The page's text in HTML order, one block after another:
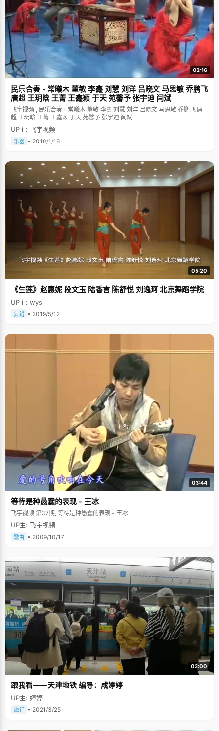
02:16
民乐合奏 - 常曦木 董敏 李鑫 刘慧 刘洋 吕晓文 马思敏 乔鹏飞
唐超 王玥晗 王菁 王鑫颖 于天 苑馨予 张宇迪 闫斌
飞宇视频 , 民乐合奏 - 常曦木 董敏 李鑫 刘慧 刘洋 吕晓文 马思敏 乔鹏飞 唐
超 王玥晗 王菁 王鑫颖 于天 苑馨予 张宇迪 闫斌
UP主: 飞宇视频
乐器 • 2010/1/18
05:20
《生莲》赵惠妮 段文玉 陆香言 陈舒悦 刘逸珂 北京舞蹈学院
UP主: wys
舞蹈 • 2019/5/12
03:44
等待是种愚蠢的表现 - 王冰
飞宇视频 第37期, 等待是种愚蠢的表现 - 王冰
UP主: 飞宇视频
歌曲 • 2009/10/17
02:00
跟我看——天津地铁 编导：成婷婷
UP主: 婷婷
旅行 • 2021/3/25